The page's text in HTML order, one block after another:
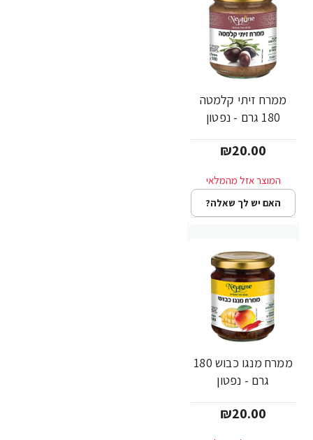
ממרח זיתי קלמטה
180 גרם - נפטון
₪20.00
האם יש לך שאלה?
ממרח מנגו כבוש 180
גרם - נפטון
₪20.00